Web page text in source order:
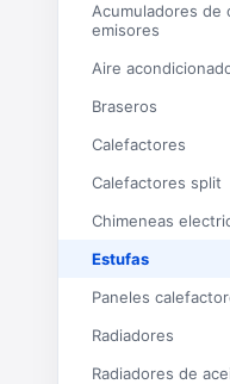
Acumuladores de calor /
emisores
Aire
Braseros
Calefactores
Calefactores split
Chimeneas
Estufas
Paneles
Radiadores
Radiadores de